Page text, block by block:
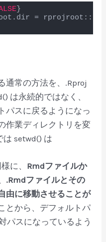
}
=
通常の方法を、.Rproj
は永続的ではなく、
パスに戻るようになっ
作業ディレクトリを変
setwd() は
に、 Rmdファイルか
.Rmdファイルとその
由に移動させることが
とから、デフォルトパ
パスになっているよう